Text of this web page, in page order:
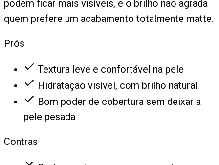
podem ficar mais visíveis, e o brilho não agrada
quem prefere um acabamento totalmente matte.
Prós
Textura leve e confortável na pele
Hidratação visível, com brilho natural
Bom poder de cobertura sem deixar a
pele pesada
Contras